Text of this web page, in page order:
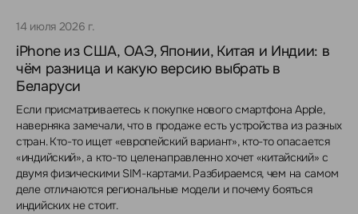
14 июля 2026 г.
iPhone из США, ОАЭ, Японии, Китая и Индии: в
чём разница и какую версию выбрать в
Беларуси
Если присматриваетесь к покупке нового смартфона Apple,
наверняка замечали, что в продаже есть устройства из разных
стран. Кто-то ищет «европейский вариант», кто-то опасается
«индийский», а кто-то целенаправленно хочет «китайский» с
двумя физическими SIM-картами. Разбираемся, чем на самом
деле отличаются региональные модели и почему бояться
индийских не стоит.